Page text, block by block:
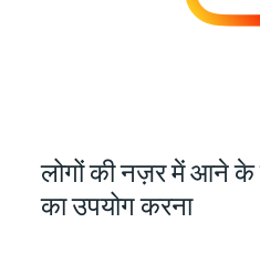
लोगों की नज़र में आने
का उपयोग करना